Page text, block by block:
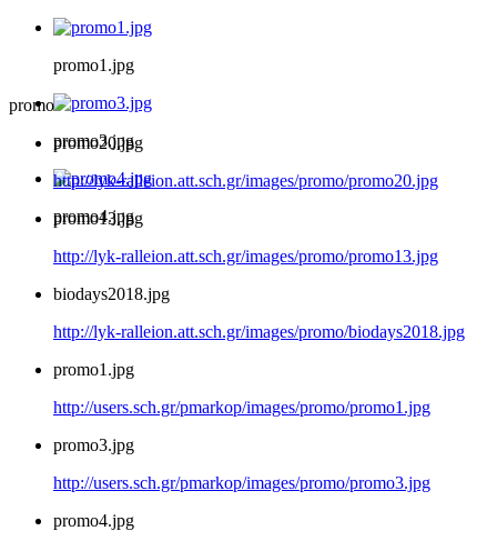
promo1.jpg
promo3.jpg
promo4.jpg
promo
promo20.jpg
http://lyk-ralleion.att.sch.gr/images/promo/promo20.jpg
promo13.jpg
http://lyk-ralleion.att.sch.gr/images/promo/promo13.jpg
biodays2018.jpg
http://lyk-ralleion.att.sch.gr/images/promo/biodays2018.jpg
promo1.jpg
http://users.sch.gr/pmarkop/images/promo/promo1.jpg
promo3.jpg
http://users.sch.gr/pmarkop/images/promo/promo3.jpg
promo4.jpg